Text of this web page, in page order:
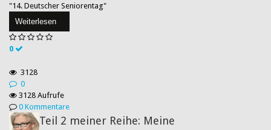
"14. Deutscher Seniorentag"
Weiterlesen
0
3128
0
3128 Aufrufe
0 Kommentare
Teil 2 meiner Reihe: Meine